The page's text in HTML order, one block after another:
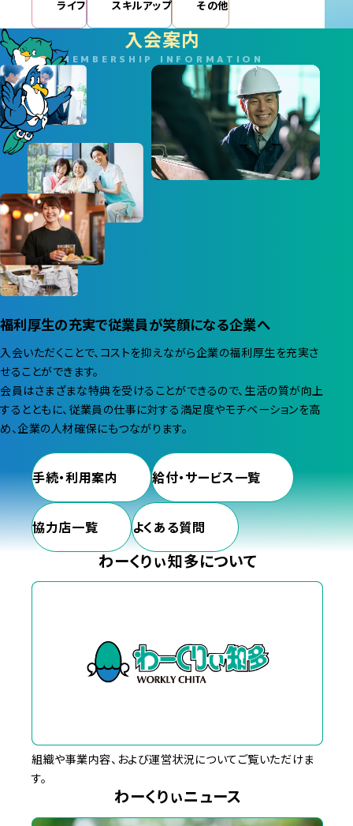
ライフ スキルアップ その他
入会案内
MEMBERSHIP INFORMATION
福利厚生の充実で従業員が笑顔になる企業へ
入会いただくことで、コストを抑えながら企業の福利厚生を充実さ
せることができます。
会員はさまざまな特典を受けることができるので、生活の質が向上
するとともに、従業員の仕事に対する満足度やモチベーションを高
め、企業の人材確保にもつながります。
手続・利用案内 給付・サービス一覧
協力店一覧 よくある質問
わーくりぃ知多について
組織や事業内容、および運営状況についてご覧いただけま
す。
わーくりぃニュース